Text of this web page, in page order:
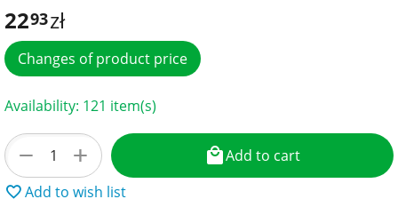
2293zł
Changes of product price
Availability: 121 item(s)
+
−
Add to cart
Add to wish list